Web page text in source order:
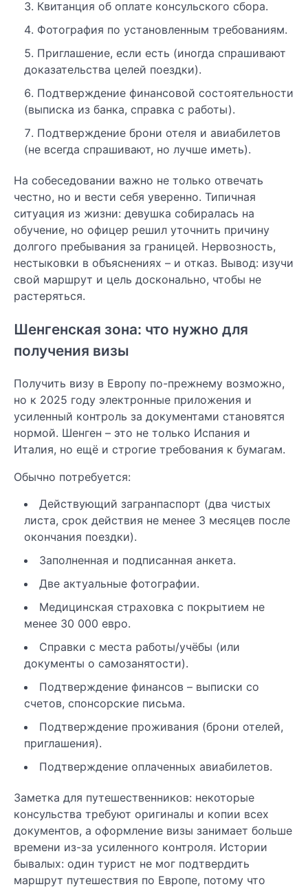
Квитанция об оплате консульского сбора.
Фотография по установленным требованиям.
Приглашение, если есть (иногда спрашивают
доказательства целей поездки).
Подтверждение финансовой состоятельности
(выписка из банка, справка с работы).
Подтверждение брони отеля и авиабилетов
(не всегда спрашивают, но лучше иметь).
На собеседовании важно не только отвечать
честно, но и вести себя уверенно. Типичная
ситуация из жизни: девушка собиралась на
обучение, но офицер решил уточнить причину
долгого пребывания за границей. Нервозность,
нестыковки в объяснениях – и отказ. Вывод: изучи
свой маршрут и цель досконально, чтобы не
растеряться.
Шенгенская зона: что нужно для
получения визы
Получить визу в Европу по-прежнему возможно,
но к 2025 году электронные приложения и
усиленный контроль за документами становятся
нормой. Шенген – это не только Испания и
Италия, но ещё и строгие требования к бумагам.
Обычно потребуется:
Действующий загранпаспорт (два чистых
листа, срок действия не менее 3 месяцев после
окончания поездки).
Заполненная и подписанная анкета.
Две актуальные фотографии.
Медицинская страховка с покрытием не
менее 30 000 евро.
Справки с места работы/учёбы (или
документы о самозанятости).
Подтверждение финансов – выписки со
счетов, спонсорские письма.
Подтверждение проживания (брони отелей,
приглашения).
Подтверждение оплаченных авиабилетов.
Заметка для путешественников: некоторые
консульства требуют оригиналы и копии всех
документов, а оформление визы занимает больше
времени из-за усиленного контроля. Истории
бывалых: один турист не мог подтвердить
маршрут путешествия по Европе, потому что